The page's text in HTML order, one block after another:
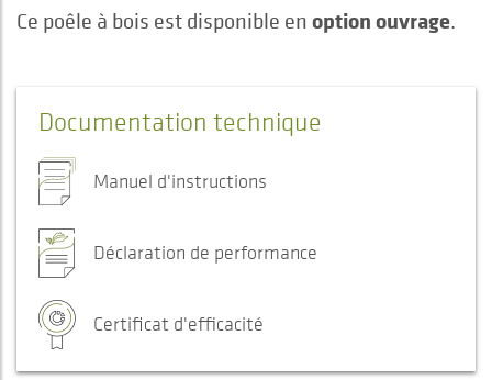
Ce poêle à bois est disponible en option ouvrage.
Documentation technique
Manuel d'instructions
Déclaration de performance
Certificat d'efficacité